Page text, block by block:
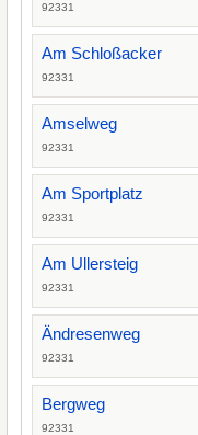
92331
Am Schloßacker
92331
Amselweg
92331
Am Sportplatz
92331
Am Ullersteig
92331
Ändresenweg
92331
Bergweg
92331